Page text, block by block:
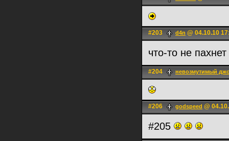
#203 d4n @ 04.10.10
что-то не
#204 невозмутимый
#206 godspeed @
#205